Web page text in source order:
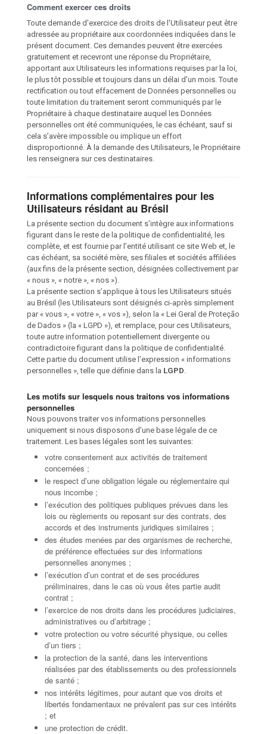
Comment exercer ces droits
Toute demande d'exercice des droits de l'Utilisateur peut être
adressée au propriétaire aux coordonnées indiquées dans le
présent document. Ces demandes peuvent être exercées
gratuitement et recevront une réponse du Propriétaire,
apportant aux Utilisateurs les informations requises par la loi,
le plus tôt possible et toujours dans un délai d'un mois. Toute
rectification ou tout effacement de Données personnelles ou
toute limitation du traitement seront communiqués par le
Propriétaire à chaque destinataire auquel les Données
personnelles ont été communiquées, le cas échéant, sauf si
cela s’avère impossible ou implique un effort
disproportionné. À la demande des Utilisateurs, le Propriétaire
les renseignera sur ces destinataires.
Informations complémentaires pour les
Utilisateurs résidant au Brésil
La présente section du document s’intègre aux informations
figurant dans le reste de la politique de confidentialité, les
complète, et est fournie par l’entité utilisant ce site Web et, le
cas échéant, sa société mère, ses filiales et sociétés affiliées
(aux fins de la présente section, désignées collectivement par
« nous », « notre », « nos »).
La présente section s’applique à tous les Utilisateurs situés
au Brésil (les Utilisateurs sont désignés ci-après simplement
par « vous », « votre », « vos »), selon la « Lei Geral de Proteção
de Dados » (la « LGPD »), et remplace, pour ces Utilisateurs,
toute autre information potentiellement divergente ou
contradictoire figurant dans la politique de confidentialité.
Cette partie du document utilise l’expression « informations
personnelles », telle que définie dans la LGPD
Les motifs sur lesquels nous traitons vos informations
personnelles
Nous pouvons traiter vos informations personnelles
uniquement si nous disposons d’une base légale de ce
traitement. Les bases légales sont les suivantes:
votre consentement aux activités de traitement
concernées ;
le respect d’une obligation légale ou réglementaire qui
nous incombe ;
l’exécution des politiques publiques prévues dans les
lois ou règlements ou reposant sur des contrats, des
accords et des instruments juridiques similaires ;
des études menées par des organismes de recherche,
de préférence effectuées sur des informations
personnelles anonymes ;
l’exécution d’un contrat et de ses procédures
préliminaires, dans le cas où vous êtes partie audit
contrat ;
l’exercice de nos droits dans les procédures judiciaires,
administratives ou d’arbitrage ;
votre protection ou votre sécurité physique, ou celles
d’un tiers ;
la protection de la santé, dans les interventions
réalisées par des établissements ou des professionnels
de santé ;
nos intérêts légitimes, pour autant que vos droits et
libertés fondamentaux ne prévalent pas sur ces intérêts
; et
une protection de crédit.